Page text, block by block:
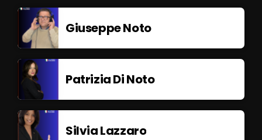
Giuseppe Noto
Patrizia Di Noto
Silvia Lazzaro